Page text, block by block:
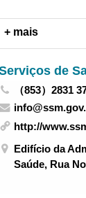
+ mais
de
（853）2831
http://
Edifício da
Saúde, Rua